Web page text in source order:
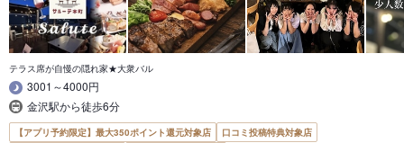
テラス席が自慢の隠れ家★大衆バル
3001～4000円
金沢駅から徒歩6分
【アプリ予約限定】最大350ポイント還元対象店
口コミ投稿特典対象店